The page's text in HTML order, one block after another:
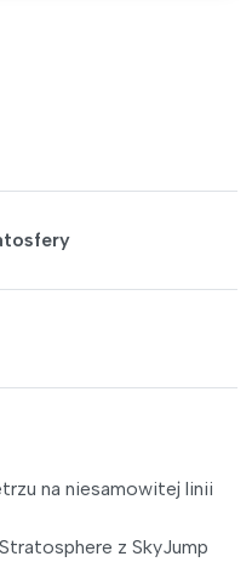
na niesamowitej linii
z SkyJump